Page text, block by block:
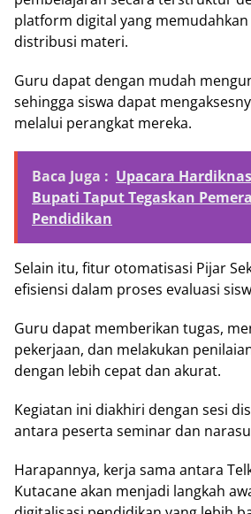
platform digital yang
distribusi materi.
Guru dapat dengan mudah
sehingga siswa dapat
melalui perangkat mereka.
Baca Juga : Upacara
Bupati Taput Tegaskan
Pendidikan
Selain itu, fitur otomatisasi Pijar
efisiensi dalam proses evaluasi
Guru dapat memberikan tugas,
pekerjaan, dan melakukan
dengan lebih cepat dan akurat.
Kegiatan ini diakhiri dengan sesi
antara peserta seminar dan
Harapannya, kerja sama antara
Kutacane akan menjadi langkah